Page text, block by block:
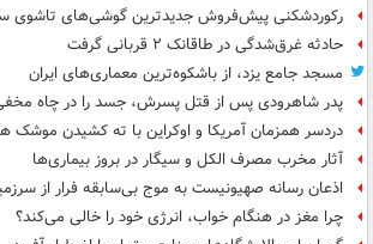
رکوردشکنی پیش‌فروش جدیدترین گوشی‌های تاشوی
حادثه غرق‌شدگی در طاقانک ۲ قربانی گرفت
مسجد جامع یزد، از باشکوه‌ترین معماری‌های ایران
پدر شاهرودی پس از قتل پسرش، جسد را در چاه
دردسر همزمان آمریکا و اوکراین با ته کشیدن موشک
آثار مخرب مصرف الکل و سیگار در بروز بیماری‌ها
اذعان رسانه صهیونیست به موج بی‌سابقه فرار از
چرا مغز در هنگام خواب، انرژی خود را خالی می‌کند؟